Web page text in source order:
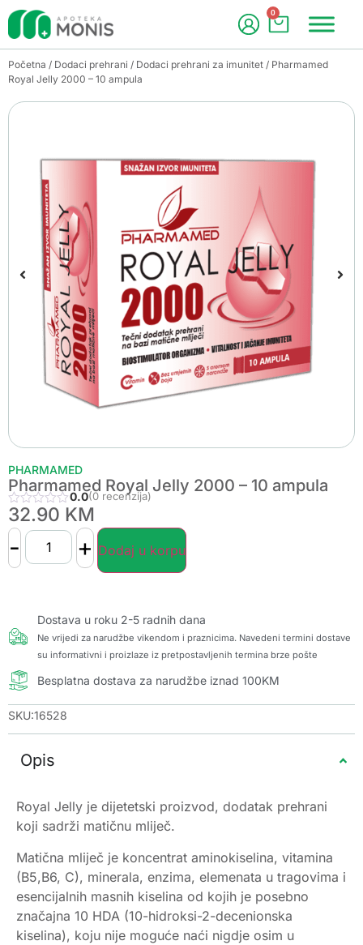
0
Početna / Dodaci prehrani / Dodaci prehrani za imunitet / Pharmamed
Royal Jelly 2000 – 10 ampula
PHARMAMED
Pharmamed Royal Jelly 2000 – 10 ampula
0.0(0 recenzija)
32.90 KM
- + Dodaj u korpu
Dostava u roku 2-5 radnih dana
Ne vrijedi za narudžbe vikendom i praznicima. Navedeni termini dostave
su informativni i proizlaze iz pretpostavljenih termina brze pošte
Besplatna dostava za narudžbe iznad 100KM
SKU:16528
Opis
Royal Jelly je dijetetski proizvod, dodatak prehrani
koji sadrži matičnu mliječ.
Matična mliječ je koncentrat aminokiselina, vitamina
(B5,B6, C), minerala, enzima, elemenata u tragovima i
esencijalnih masnih kiselina od kojih je posebno
značajna 10 HDA (10-hidroksi-2-decenionska
kiselina), koju nije moguće naći nigdje osim u